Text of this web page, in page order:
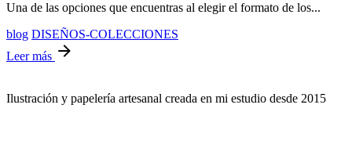
Una de las opciones que encuentras al elegir el formato de los...
blog DISEÑOS-COLECCIONES
Leer más
Ilustración y papelería artesanal creada en mi estudio desde 2015